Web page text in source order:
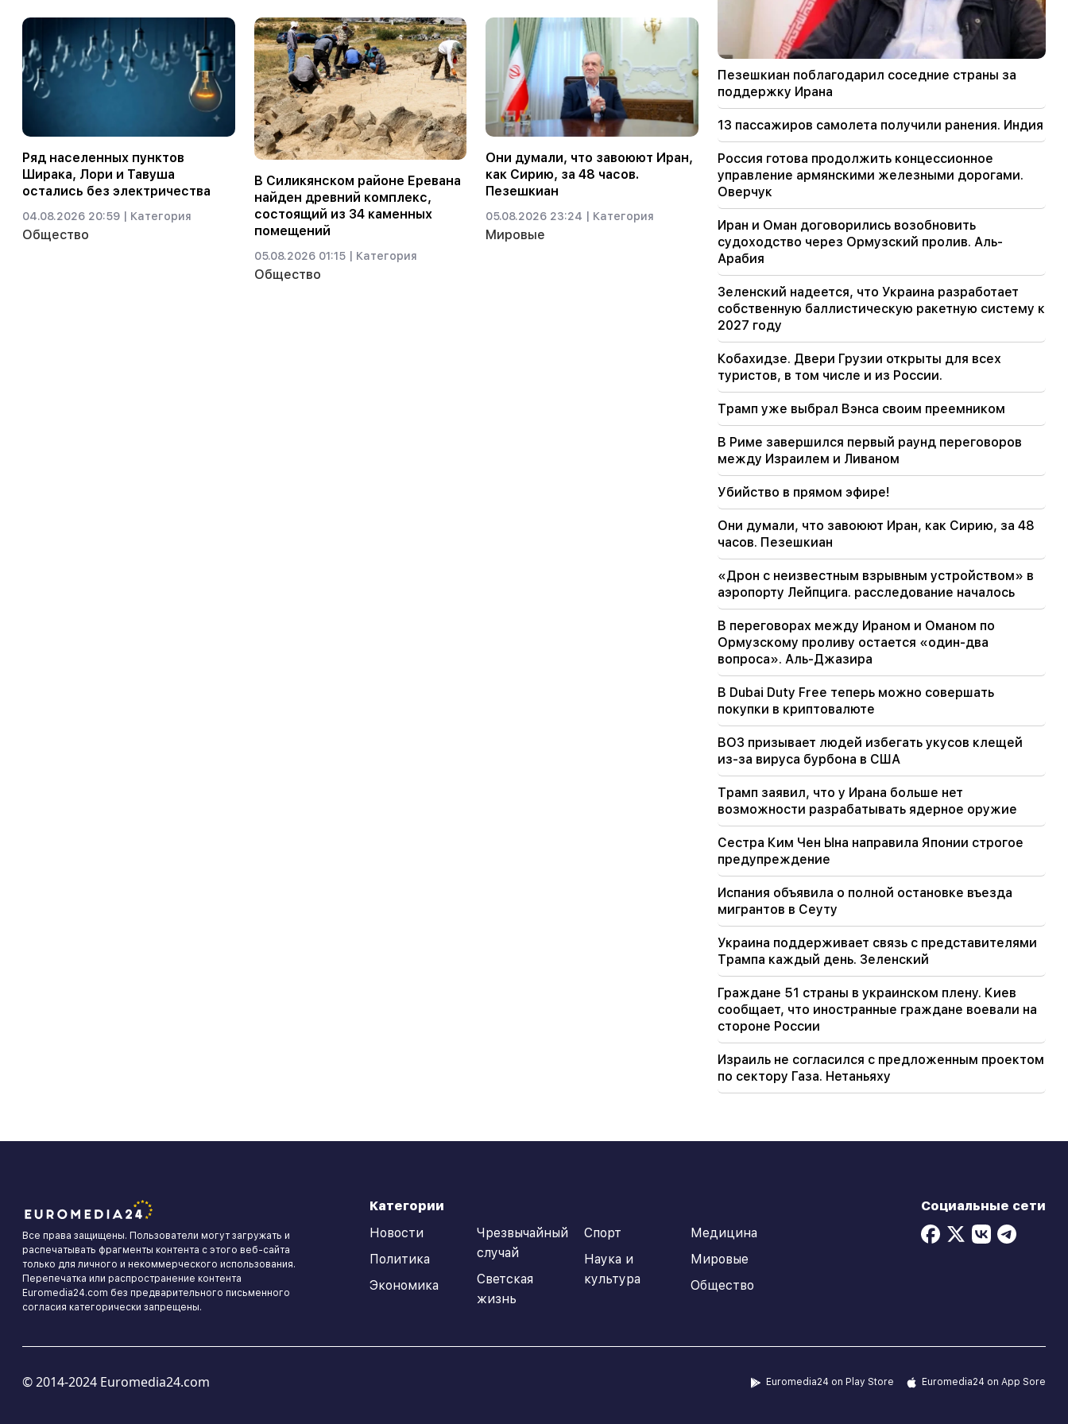
Ряд населенных пунктов
Ширака, Лори и Тавуша
остались без электричества
04.08.2026 20:59 | Категория
Общество
В Силикянском районе Еревана
найден древний комплекс,
состоящий из 34 каменных
помещений
05.08.2026 01:15 | Категория
Общество
Они думали, что завоюют Иран,
как Сирию, за 48 часов.
Пезешкиан
05.08.2026 23:24 | Категория
Мировые
за поддержку Ирана
13 пассажиров самолета получили ранения.
Индия
Вызов Гарегина Б.Вепахара в суд недопустим
и предосудителен. Арам I
22:09
На свалке недалеко от района Силикян в
Ереване произошел крупный пожар.
21:48
В Ереване произошли изменения в
автобусных маршрутах
21:30
Жизнь Еревана на алтаре. Варданян о
качестве воздуха в Ереване (видео)
21:16
Таким образом меня пытаются заставить
замолчать, потому что в Национальном
Собрании им это не удается. Эдгар Казарян
20:30
«Иннаду» Кочаряна, Саргсяна, Тер-
Петросяна. это правительство ничего не
делает для страны (видео)
20:05
Новое обвинение против Гагика Царукяна.
Трамп выбрал своего преемника (видео)
19:37 Важный
Свободу всем армянам в бакинских тюрьмах.
Абрамян
19:28 Важный
Под Вашим руководством правительство РА
продолжит играть конструктивную роль в
обеспечении мира в регионе. Гутерриш –
Пашиняну
Россия готова продолжить концессионное
управление армянскими железными
дорогами. Оверчук
Пезешкиан поблагодарил соседние страны за
поддержку Ирана
13 пассажиров самолета получили ранения. Индия
Россия готова продолжить концессионное
управление армянскими железными дорогами.
Оверчук
Иран и Оман договорились возобновить
судоходство через Ормузский пролив. Аль-
Арабия
Зеленский надеется, что Украина разработает
собственную баллистическую ракетную систему к
2027 году
Кобахидзе. Двери Грузии открыты для всех
туристов, в том числе и из России.
Трамп уже выбрал Вэнса своим преемником
В Риме завершился первый раунд переговоров
между Израилем и Ливаном
Убийство в прямом эфире!
Они думали, что завоюют Иран, как Сирию, за 48
часов. Пезешкиан
«Дрон с неизвестным взрывным устройством» в
аэропорту Лейпцига. расследование началось
В переговорах между Ираном и Оманом по
Ормузскому проливу остается «один-два
вопроса». Аль-Джазира
В Dubai Duty Free теперь можно совершать
покупки в криптовалюте
ВОЗ призывает людей избегать укусов клещей
из-за вируса бурбона в США
Трамп заявил, что у Ирана больше нет
возможности разрабатывать ядерное оружие
Сестра Ким Чен Ына направила Японии строгое
предупреждение
Испания объявила о полной остановке въезда
мигрантов в Сеуту
Украина поддерживает связь с представителями
Трампа каждый день. Зеленский
Граждане 51 страны в украинском плену. Киев
сообщает, что иностранные граждане воевали на
стороне России
Израиль не согласился с предложенным проектом
по сектору Газа. Нетаньяху
Все права защищены. Пользователи могут загружать и
распечатывать фрагменты контента с этого веб-сайта
только для личного и некоммерческого использования.
Перепечатка или распространение контента
Euromedia24.com без предварительного письменного
согласия категорически запрещены.
Категории
Новости
Политика
Экономика
Чрезвычайный
случай
Светская
жизнь
Спорт
Наука и
культура
Медицина
Мировые
Общество
Социальные сети
© 2014-2024 Euromedia24.com Euromedia24 on Play Store Euromedia24 on App Sore